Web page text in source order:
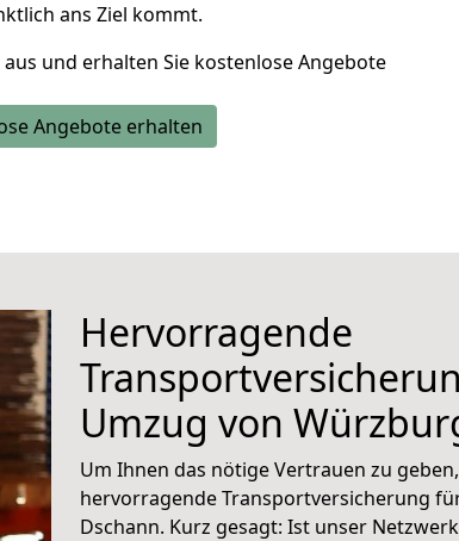
ans Ziel kommt.
und erhalten Sie kostenlose Angebote
Angebote erhalten
Hervorragende
Umzug von
Um Ihnen das nötige Vertrauen zu
hervorragende Transportversicherung
Dschann. Kurz gesagt: Ist unser Netzwerk